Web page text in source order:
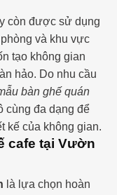
còn được sử dụng
và khu vực
tạo không gian
hảo. Do nhu cầu
bàn ghế quán
cùng đa dạng để
kế của không gian.
cafe tại Vườn
là lựa chọn hoàn